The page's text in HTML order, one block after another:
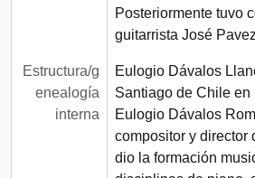
Posteriormente tuvo
guitarrista José
Estructura/g
enealogía
interna
Eulogio Dávalos
Santiago de Chile en
Eulogio Dávalos
compositor y director
dio la formación